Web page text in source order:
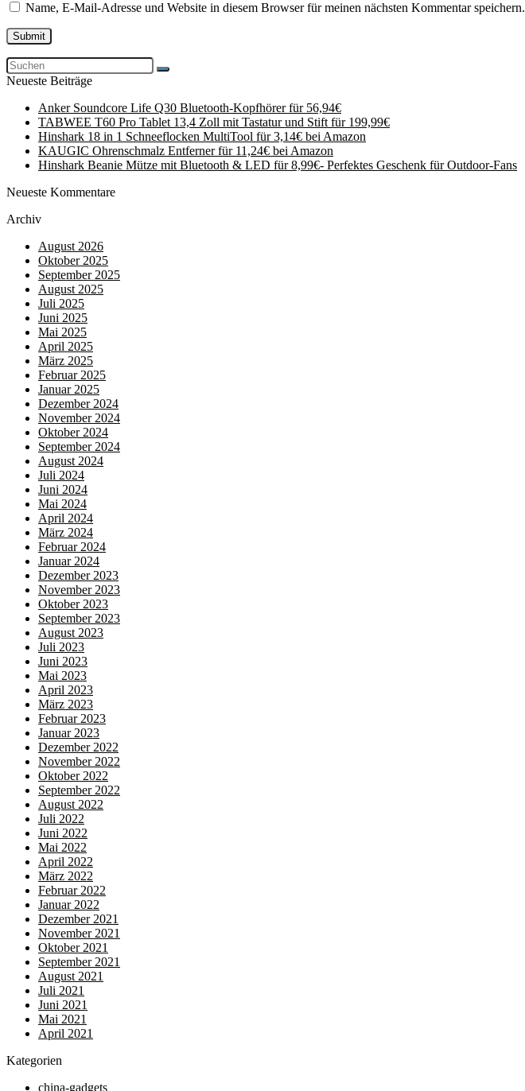
Name, E-Mail-Adresse und Website in diesem Browser für meinen nächsten Kommentar speichern.
Neueste Beiträge
Anker Soundcore Life Q30 Bluetooth-Kopfhörer für 56,94€
TABWEE T60 Pro Tablet 13,4 Zoll mit Tastatur und Stift für 199,99€
Hinshark 18 in 1 Schneeflocken MultiTool für 3,14€ bei Amazon
KAUGIC Ohrenschmalz Entferner für 11,24€ bei Amazon
Hinshark Beanie Mütze mit Bluetooth & LED für 8,99€- Perfektes Geschenk für Outdoor-Fans
Neueste Kommentare
Archiv
August 2026
Oktober 2025
September 2025
August 2025
Juli 2025
Juni 2025
Mai 2025
April 2025
März 2025
Februar 2025
Januar 2025
Dezember 2024
November 2024
Oktober 2024
September 2024
August 2024
Juli 2024
Juni 2024
Mai 2024
April 2024
März 2024
Februar 2024
Januar 2024
Dezember 2023
November 2023
Oktober 2023
September 2023
August 2023
Juli 2023
Juni 2023
Mai 2023
April 2023
März 2023
Februar 2023
Januar 2023
Dezember 2022
November 2022
Oktober 2022
September 2022
August 2022
Juli 2022
Juni 2022
Mai 2022
April 2022
März 2022
Februar 2022
Januar 2022
Dezember 2021
November 2021
Oktober 2021
September 2021
August 2021
Juli 2021
Juni 2021
Mai 2021
April 2021
Kategorien
china-gadgets